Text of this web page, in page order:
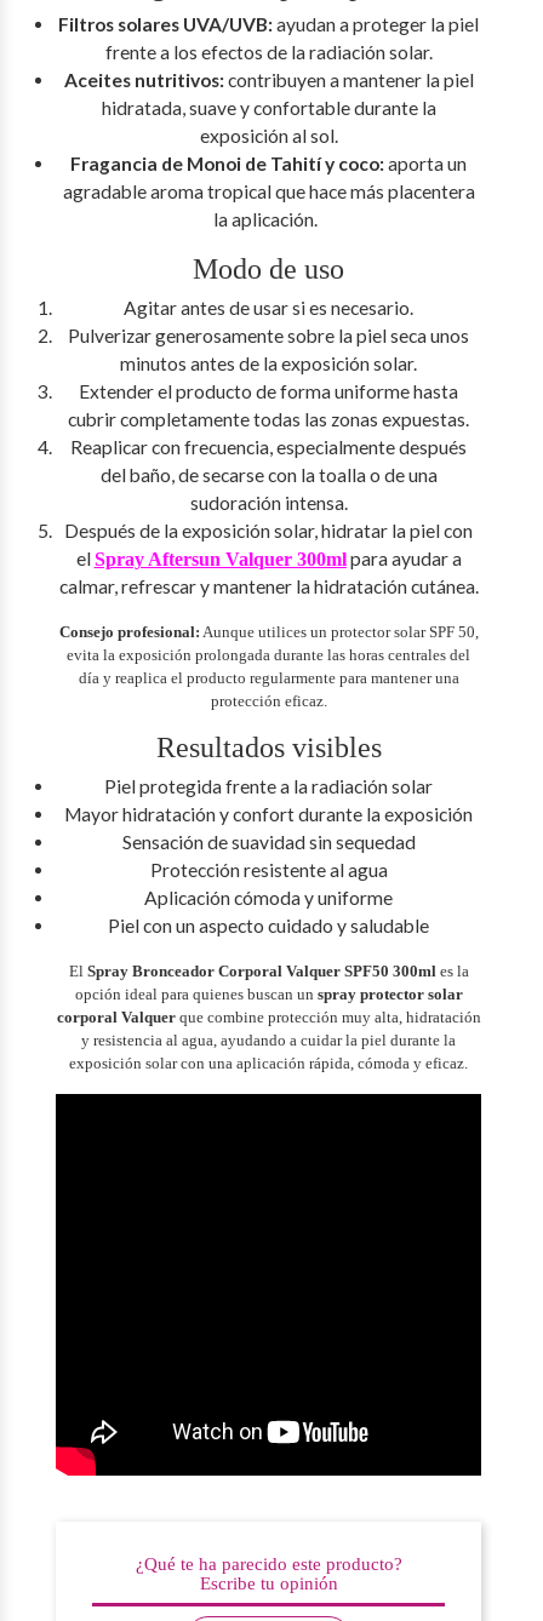
Filtros solares UVA/UVB:ayudan a proteger la piel
frente a los efectos de la radiación solar.
Aceites nutritivos:contribuyen a mantener la piel
hidratada, suave y confortable durante la
exposición al sol.
Fragancia de Monoi de Tahití y coco:aporta un
agradable aroma tropical que hace más placentera
la aplicación.
Modo de uso
Agitar antes de usar si es necesario.
Pulverizar generosamente sobre la piel seca unos
minutos antes de la exposición solar.
Extender el producto de forma uniforme hasta
cubrir completamente todas las zonas expuestas.
Reaplicar con frecuencia, especialmente después
del baño, de secarse con la toalla o de una
sudoración intensa.
Después de la exposición solar, hidratar la piel con
elSpray Aftersun Valquer 300mlpara ayudar a
calmar, refrescar y mantener la hidratación cutánea.
Consejo profesional: Aunque utilices un protector solar SPF 50,
evita la exposición prolongada durante las horas centrales del
día y reaplica el producto regularmente para mantener una
protección eficaz.
Resultados visibles
Piel protegida frente a la radiación solar
Mayor hidratación y confort durante la exposición
Sensación de suavidad sin sequedad
Protección resistente al agua
Aplicación cómoda y uniforme
Piel con un aspecto cuidado y saludable
El Spray Bronceador Corporal Valquer SPF50 300ml es la
opción ideal para quienes buscan un spray protector solar
corporal Valquerque combine protección muy alta, hidratación
y resistencia al agua, ayudando a cuidar la piel durante la
exposición solar con una aplicación rápida, cómoda y eficaz.
¿Qué te ha parecido este producto?
Escribe tu opinión